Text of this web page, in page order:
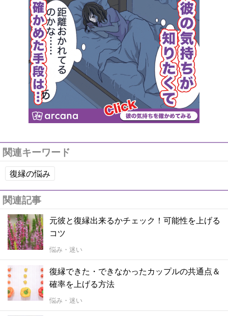
関連キーワード
復縁の悩み
関連記事
元彼と復縁出来るかチェック！可能性を上げる
コツ
悩み・迷い
復縁できた・できなかったカップルの共通点＆
確率を上げる方法
悩み・迷い